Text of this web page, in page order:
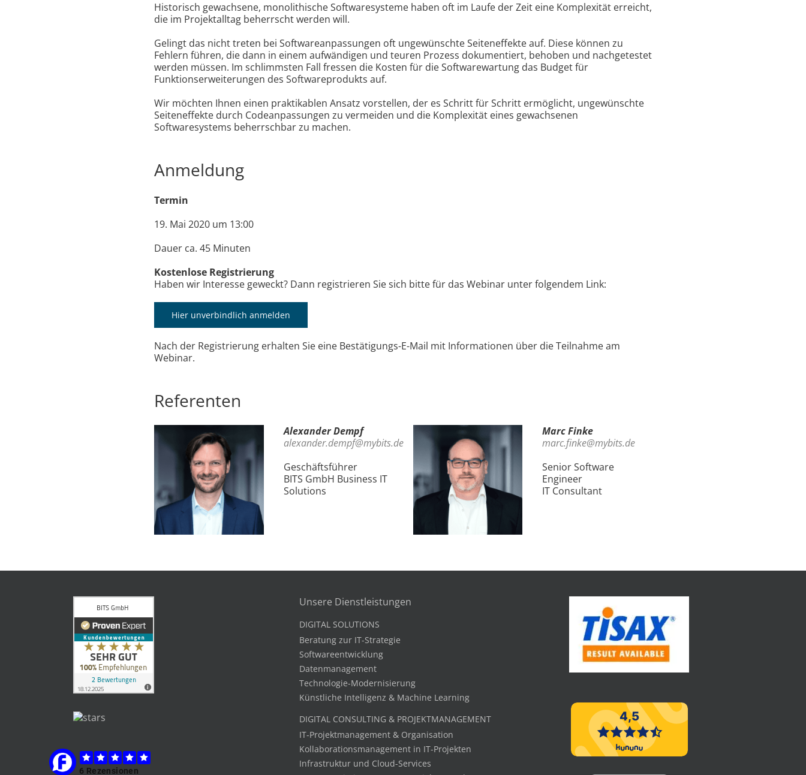
Historisch gewachsene, monolithische Softwaresysteme haben oft im Laufe der Zeit eine Komplexität erreicht,
die im Projektalltag beherrscht werden will.
Gelingt das nicht treten bei Softwareanpassungen oft ungewünschte Seiteneffekte auf. Diese können zu
Fehlern führen, die dann in einem aufwändigen und teuren Prozess dokumentiert, behoben und nachgetestet
werden müssen. Im schlimmsten Fall fressen die Kosten für die Softwarewartung das Budget für
Funktionserweiterungen des Softwareprodukts auf.
Wir möchten Ihnen einen praktikablen Ansatz vorstellen, der es Schritt für Schritt ermöglicht, ungewünschte
Seiteneffekte durch Codeanpassungen zu vermeiden und die Komplexität eines gewachsenen
Softwaresystems beherrschbar zu machen.
Anmeldung
Termin
19. Mai 2020 um 13:00
Dauer ca. 45 Minuten
Kostenlose Registrierung
Haben wir Interesse geweckt? Dann registrieren Sie sich bitte für das Webinar unter folgendem Link:
Hier unverbindlich anmelden
Nach der Registrierung erhalten Sie eine Bestätigungs-E-Mail mit Informationen über die Teilnahme am
Webinar.
Referenten
Alexander Dempf
alexander.dempf@mybits.de
Geschäftsführer
BITS GmbH Business IT
Solutions
Marc Finke
marc.finke@mybits.de
Senior Software
Engineer
IT Consultant
Unsere Dienstleistungen
DIGITAL SOLUTIONS
Beratung zur IT-Strategie
Softwareentwicklung
Datenmanagement
Technologie-Modernisierung
Künstliche Intelligenz & Machine Learning
DIGITAL CONSULTING & PROJEKTMANAGEMENT
IT-Projektmanagement & Organisation
Kollaborationsmanagement in IT-Projekten
Infrastruktur und Cloud-Services